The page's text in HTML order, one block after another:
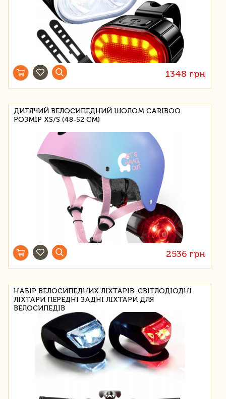
1348 грн
ДИТЯЧИЙ ВЕЛОСИПЕДНИЙ ШОЛОМ CARIBOO
РОЗМІР XS/S (48-52 СМ)
2536 грн
НАБІР ВЕЛОСИПЕДНИХ ЛІХТАРІВ. СВІТЛОДІОДНІ
ЛІХТАРИ ПЕРЕДНІ ЗАДНІ ЛІХТАРИ ДЛЯ
ВЕЛОСИПЕДІВ